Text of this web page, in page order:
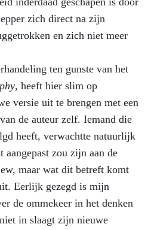
zich direct na zijn
en zich niet meer
ten gunste van het
, heeft hier slim op
versie uit te brengen met een
de auteur zelf. Iemand die
heeft, verwachtte natuurlijk
zou zijn aan de
maar wat dit betreft komt
Eerlijk gezegd is mijn
de ommekeer in het denken
in slaagt zijn nieuwe